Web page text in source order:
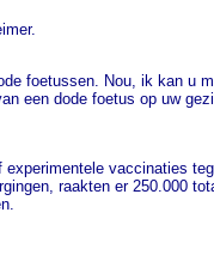
foetussen. Nou, ik kan u
een dode foetus op uw
vaccinaties
raakten er 250.000